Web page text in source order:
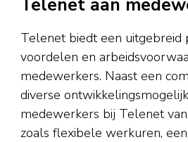
Telenet aan
Telenet biedt een uitgebreid
voordelen en
medewerkers. Naast een
diverse
medewerkers bij Telenet
zoals flexibele werkuren,